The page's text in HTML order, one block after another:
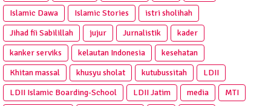
Islamic Dawa
Islamic Stories
istri sholihah
Jihad fii Sabilillah
jujur Jurnalistik
kader
kanker serviks
kelautan Indonesia
kesehatan
Khitan massal
khusyu sholat kutubussitah
LDII
LDII Islamic Boarding-School
LDII Jatim media
MTI